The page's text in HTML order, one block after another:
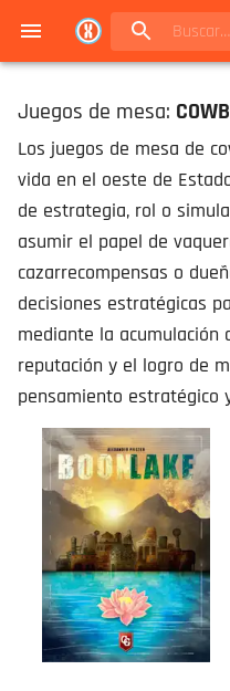
Juegos de mesa:
Los juegos de mesa de
vida en el oeste de
de estrategia, rol o
asumir el papel de
cazarrecompensas o
decisiones estratégicas
mediante la acumulación
reputación y el logro de
pensamiento estratégico
Navigated to Juegos de mesa en